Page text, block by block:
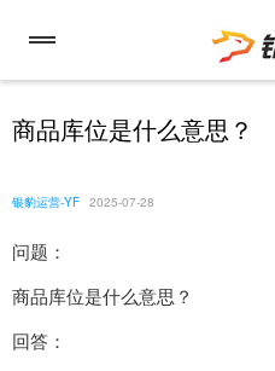
商品库位是什么意思？
银豹运营-YF 2025-07-28
问题：
商品库位是什么意思？
回答：